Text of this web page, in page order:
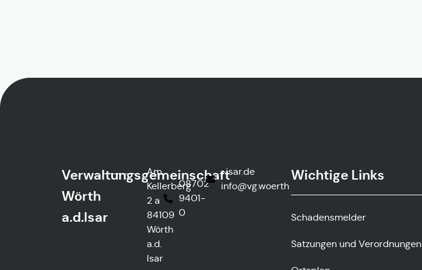
Verwaltungsgemeinschaft
Wörth
a.d.Isar
Am
Kellerberg
2 a
84109
Wörth
a.d.
Isar
08702
9401-
0
ed.rasi-
htreow.gv
@ofni
Wichtige Links
Schadensmelder
Satzungen und Verordnungen